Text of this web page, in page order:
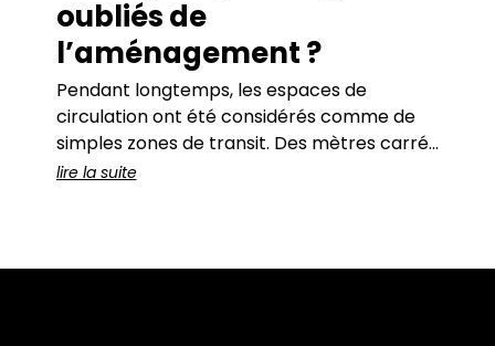
oubliés de
l’aménagement ?
Pendant longtemps, les espaces de
circulation ont été considérés comme de
simples zones de transit. Des mètres carrés
« perdus ».Des espaces fonctionnels.Des
lire la suite